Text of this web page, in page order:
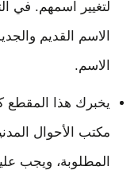
لتغيير اسمهم. في
الاسم القديم
الاسم.
يخبرك هذا
مكتب الأحوال
المطلوبة، ويجب